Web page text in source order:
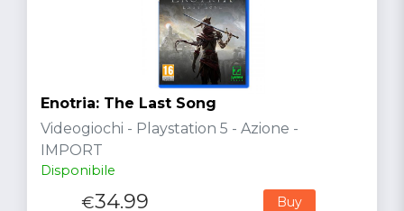
Enotria: The Last Song
Videogiochi - Playstation 5 - Azione -
IMPORT
Disponibile
€34.99 Buy